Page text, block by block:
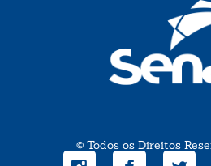
© Todos os Direitos